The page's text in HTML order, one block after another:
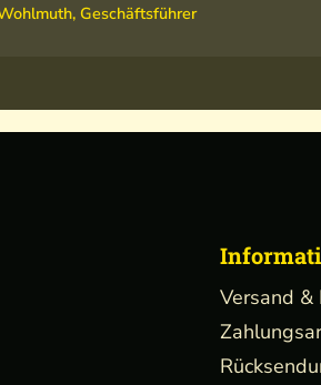
Geschäftsführer
Versand &